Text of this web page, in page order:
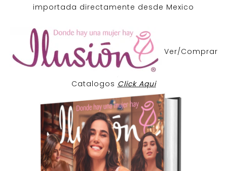
importada directamente desde Mexico
Ver/Comprar
Catalogos Click Aqui